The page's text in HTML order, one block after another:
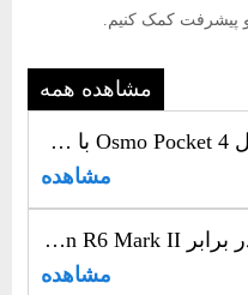
پیشرفت کمک کنیم.
مشاهده همه
مقایسه کامل Osmo Pocket 4 با iPhone 17 Pro Max برای ولاگ و فیلم‌برداری
مشاهده
Sony A7V در برابر Canon R6 Mark II؛ رقابت جدی فول‌فریم‌های حرفه‌ای
مشاهده